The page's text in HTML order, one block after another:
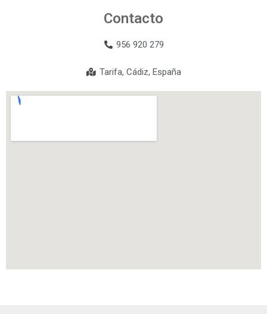
Contacto
956 920 279
Tarifa, Cádiz, España